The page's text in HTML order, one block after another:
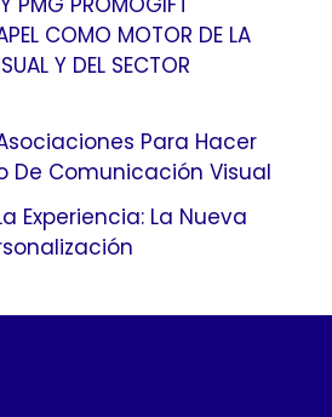
COMO MOTOR DE LA
Y DEL SECTOR
Para Hacer
De Comunicación Visual
Experiencia: La Nueva